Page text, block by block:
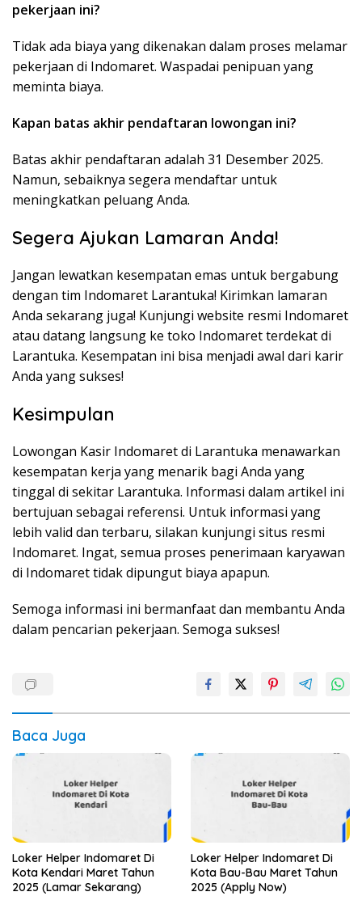
pekerjaan ini?
Tidak ada biaya yang dikenakan dalam proses melamar
pekerjaan di Indomaret. Waspadai penipuan yang
meminta biaya.
Kapan batas akhir pendaftaran lowongan ini?
Batas akhir pendaftaran adalah 31 Desember 2025.
Namun, sebaiknya segera mendaftar untuk
meningkatkan peluang Anda.
Segera Ajukan Lamaran Anda!
Jangan lewatkan kesempatan emas untuk bergabung
dengan tim Indomaret Larantuka! Kirimkan lamaran
Anda sekarang juga! Kunjungi website resmi Indomaret
atau datang langsung ke toko Indomaret terdekat di
Larantuka. Kesempatan ini bisa menjadi awal dari karir
Anda yang sukses!
Kesimpulan
Lowongan Kasir Indomaret di Larantuka menawarkan
kesempatan kerja yang menarik bagi Anda yang
tinggal di sekitar Larantuka. Informasi dalam artikel ini
bertujuan sebagai referensi. Untuk informasi yang
lebih valid dan terbaru, silakan kunjungi situs resmi
Indomaret. Ingat, semua proses penerimaan karyawan
di Indomaret tidak dipungut biaya apapun.
Semoga informasi ini bermanfaat dan membantu Anda
dalam pencarian pekerjaan. Semoga sukses!
Baca Juga
Loker Helper Indomaret Di
Kota Kendari Maret Tahun
2025 (Lamar Sekarang)
Loker Helper Indomaret Di
Kota Bau-Bau Maret Tahun
2025 (Apply Now)